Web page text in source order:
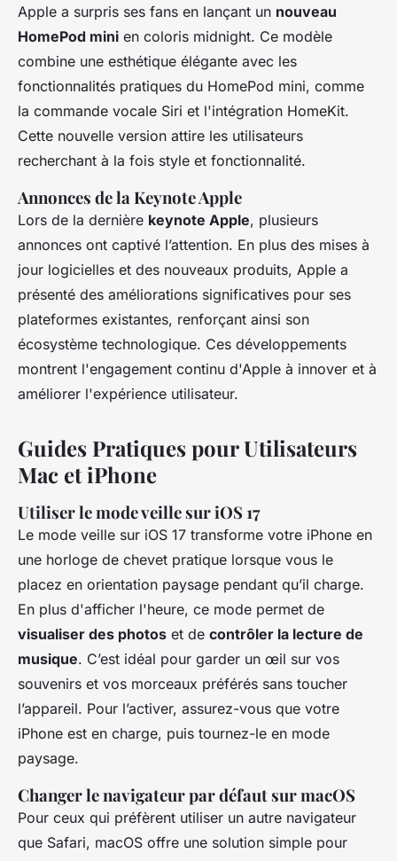
Apple a surpris ses fans en lançant un nouveau
HomePod mini en coloris midnight. Ce modèle
combine une esthétique élégante avec les
fonctionnalités pratiques du HomePod mini, comme
la commande vocale Siri et l'intégration HomeKit.
Cette nouvelle version attire les utilisateurs
recherchant à la fois style et fonctionnalité.
Annonces de la Keynote Apple
Lors de la dernière keynote Apple, plusieurs
annonces ont captivé l’attention. En plus des mises à
jour logicielles et des nouveaux produits, Apple a
présenté des améliorations significatives pour ses
plateformes existantes, renforçant ainsi son
écosystème technologique. Ces développements
montrent l'engagement continu d'Apple à innover et à
améliorer l'expérience utilisateur.
Guides Pratiques pour Utilisateurs
Mac et iPhone
Utiliser le mode veille sur iOS 17
Le mode veille sur iOS 17 transforme votre iPhone en
une horloge de chevet pratique lorsque vous le
placez en orientation paysage pendant qu’il charge.
En plus d'afficher l'heure, ce mode permet de
visualiser des photos et de contrôler la lecture de
musique. C’est idéal pour garder un œil sur vos
souvenirs et vos morceaux préférés sans toucher
l’appareil. Pour l’activer, assurez-vous que votre
iPhone est en charge, puis tournez-le en mode
paysage.
Changer le navigateur par défaut sur macOS
Pour ceux qui préfèrent utiliser un autre navigateur
que Safari, macOS offre une solution simple pour